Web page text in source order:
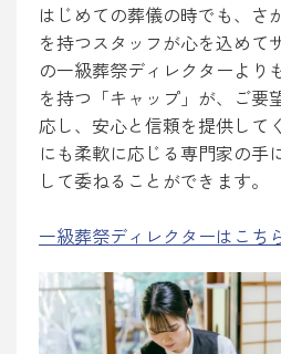
はじめての葬儀の時でも、さ
を持つスタッフが心を込めて
の一級葬祭ディレクターより
を持つ「キャップ」が、ご要
応し、安心と信頼を提供して
にも柔軟に応じる専門家の手
して委ねることができます。
一級葬祭ディレクターはこち